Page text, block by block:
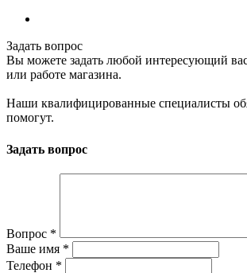
Задать вопрос
Вы можете задать любой интересующий
или работе магазина.
Наши квалифицированные специалисты
помогут.
Задать вопрос
Вопрос *
Ваше имя *
Телефон *